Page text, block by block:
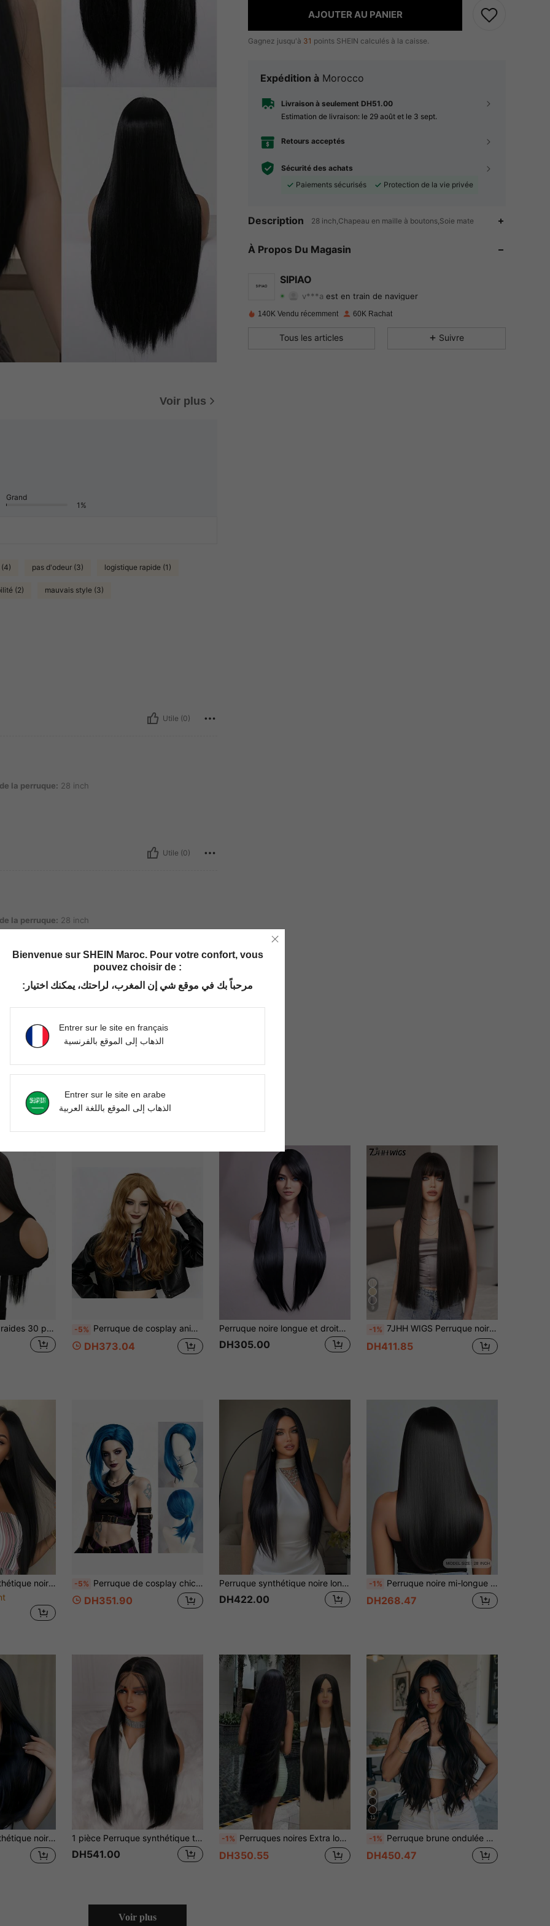
Voir plus
Grand
1%
pas d'odeur (3) logistique rapide (1)
(2) mauvais style (3)
Utile (0)
28 inch
la perruque: 28 inch
Utile (0)
28 inch
la perruque: 28 inch
AJOUTER AU PANIER
Gagnez jusqu'à 31 points SHEIN calculés à la caisse.
Expédition à Morocco
Livraison à seulement DH51.00
Estimation de livraison: le 29 août et le 3 sept.
Retours acceptés
Sécurité des achats
Paiements sécurisés
Protection de la vie privée
Description 28 inch,Chapeau en maille à boutons,Soie mate
À Propos Du Magasin
SIPIAO
4.89 Evaluation 149Articles 11KSuiveurs
140K Vendu récemment 60K Rachat
Tous les articles Suivre
Perruque cheveux raides 30 pouces, perruque cheveux longs, perruque synthétique noire, perruque frontale en dentelle T-Part, perruque cheveux raides pré-épilée, perruque sans colle pour femmes 30 pouces -5% Perruque de cosplay anime longue et ondulée avec raie au milieu, marron châtaigne chaud, pour femmes, en fibres synthétiques résistantes à la chaleur, douce et volumineuse, pour fête de vacances, costume, scène, séance photo, tenue quotidienne et événements de jeu de rôle, kit d'accessoires avec nœud papillon rayé bleu marine et rouge disponible
DH373.04
Perruque noire longue et droite pour femme, perruque de cheveux noirs synthétiques droits, perruque de cheveux noirs longs de 76 cm (noir), convient pour une utilisation en soirée
DH305.00
9
-1% 7JHH WIGS Perruque noire droite extra longue de 28 pouces pour femmes - Perruque synthétique droite élégante et volumineuse avec frange, fibre synthétique résistante à la chaleur de qualité supérieure, perruque de cheveux bourgogne pour un port quotidien, le cosplay et les fêtes, cadeau de remise des diplômes et cadeau pour la mère, accessoires de perruque
DH411.85
et polyvalente, convient pour l'Halloween, cosplay et l'usage quotidien, adapté à toutes les femmes
-5% Perruque de cosplay chic pour femme, bleu vif avec mèche de surbrillance violette, queue de cheval basse, cheveux synthétiques résistants à la chaleur, raie sur le côté, asymétrique, longueur moyenne, pour costume de personnage d'anime, carnaval, fête de vacances, déguisement, jeu, COS show et Comic Con
DH351.90
Perruque synthétique noire longue et droite pour femmes avec frange, convient pour le port quotidien et les fêtes, 26 pouces
DH422.00
-1% Perruque noire mi-longue de 28 pouces avec raie au milieu - fibre résistante à la chaleur, à haute densité, style élégant pour le port quotidien et les fêtes, perruque pour tous les jours | Faux cheveux lisses | Perruque durable
DH268.47
les perruques de fête quotidienne, 26 pouces 1 pièce Perruque synthétique très douce à front en dentelle, cheveux noirs soyeux lisses, super longue de 32 pouces, densité de 180, pour femmes, avec ligne de cheveux naturelle et cheveux bébé afro lisses
DH541.00
-1% Perruques noires Extra longues de 40 ''100cm pour femmes, cheveux lisses, perruques noires naturelles pour fête d'halloween
DH350.55
12
-1% Perruque brune ondulée de 28 pouces avec frange, faite de fibre synthétique résistante à la chaleur, aspect naturel, convient pour un port quotidien, les fêtes et l'école
DH450.47
Voir plus
Bienvenue sur SHEIN Maroc. Pour votre confort, vous
pouvez choisir de :
مرحباً بك في موقع شي إن المغرب، لراحتك، يمكنك اختيار:
Entrer sur le site en français
الذهاب إلى الموقع بالفرنسية
Entrer sur le site en arabe
الذهاب إلى الموقع باللغة العربية